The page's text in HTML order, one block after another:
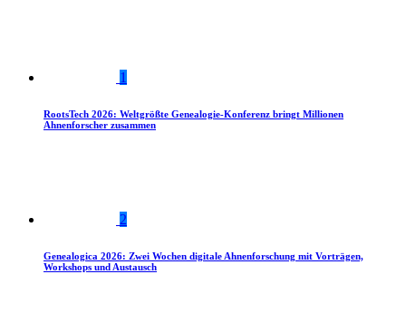
1
RootsTech 2026: Weltgrößte Genealogie-Konferenz bringt Millionen
Ahnenforscher zusammen
2
Genealogica 2026: Zwei Wochen digitale Ahnenforschung mit Vorträgen,
Workshops und Austausch